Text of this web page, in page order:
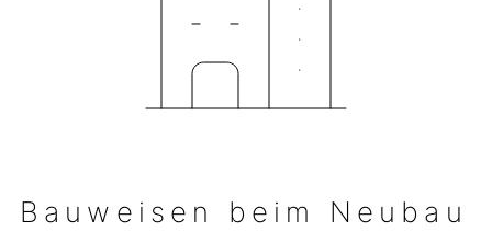
Bauweisen beim Neubau